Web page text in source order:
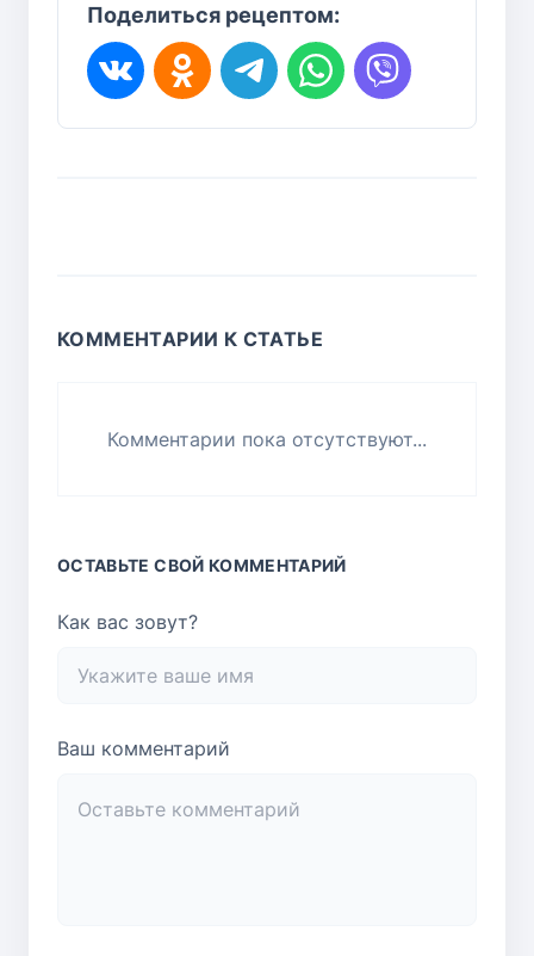
Поделиться рецептом:
КОММЕНТАРИИ К СТАТЬЕ
Комментарии пока отсутствуют...
ОСТАВЬТЕ СВОЙ КОММЕНТАРИЙ
Как вас зовут?
Ваш комментарий